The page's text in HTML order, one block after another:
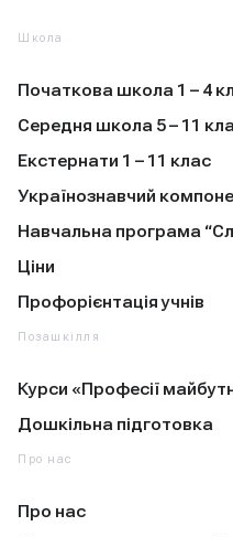
Школа
Початкова школа 1 – 4
Середня школа 5 – 11
Екстернати 1 – 11 клас
Українознавчий
Навчальна програма
Ціни
Профорієнтація учнів
Позашкілля
Курси «Професії
Дошкільна підготовка
Про нас
Про нас